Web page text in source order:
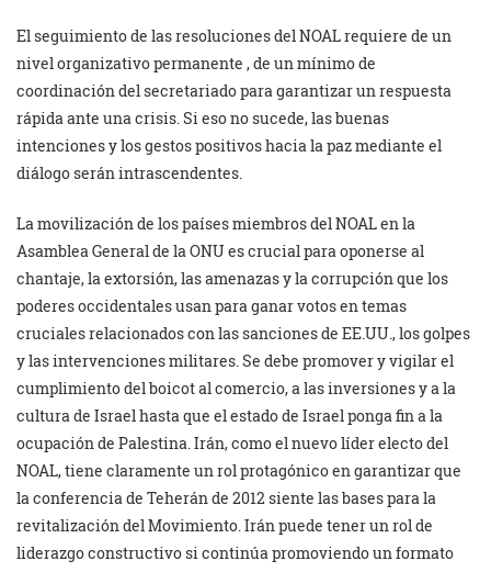
El seguimiento de las resoluciones del NOAL requiere de un
nivel organizativo permanente , de un mínimo de
coordinación del secretariado para garantizar un respuesta
rápida ante una crisis. Si eso no sucede, las buenas
intenciones y los gestos positivos hacia la paz mediante el
diálogo serán intrascendentes.
La movilización de los países miembros del NOAL en la
Asamblea General de la ONU es crucial para oponerse al
chantaje, la extorsión, las amenazas y la corrupción que los
poderes occidentales usan para ganar votos en temas
cruciales relacionados con las sanciones de EE.UU., los golpes
y las intervenciones militares. Se debe promover y vigilar el
cumplimiento del boicot al comercio, a las inversiones y a la
cultura de Israel hasta que el estado de Israel ponga fin a la
ocupación de Palestina. Irán, como el nuevo líder electo del
NOAL, tiene claramente un rol protagónico en garantizar que
la conferencia de Teherán de 2012 siente las bases para la
revitalización del Movimiento. Irán puede tener un rol de
liderazgo constructivo si continúa promoviendo un formato